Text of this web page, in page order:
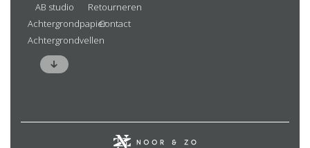
AB studio
Achtergrondpapier
Achtergrondvellen
Retourneren
Contact